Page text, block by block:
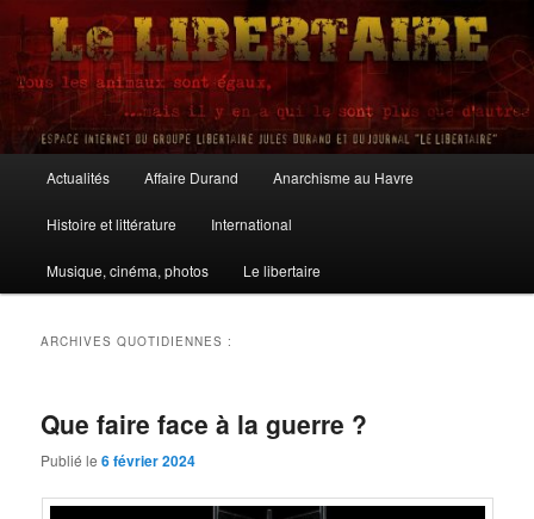
Aller
contenu
principal
Aller
contenu
secondaire
Le Libertaire
principal
Actualités Affaire Durand Anarchisme au Havre
Histoire et littérature International
Musique, cinéma, photos Le libertaire
ARCHIVES QUOTIDIENNES :
Que faire face à la guerre ?
Publié le6 février 2024